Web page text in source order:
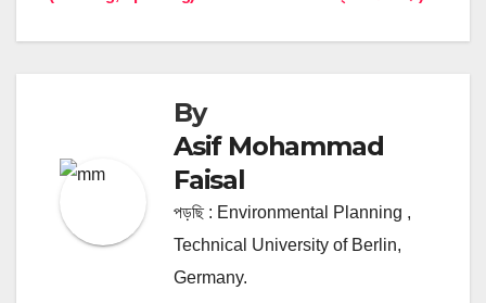
By
Asif Mohammad
Faisal
পড়ছি : Environmental Planning ,
Technical University of Berlin,
Germany.